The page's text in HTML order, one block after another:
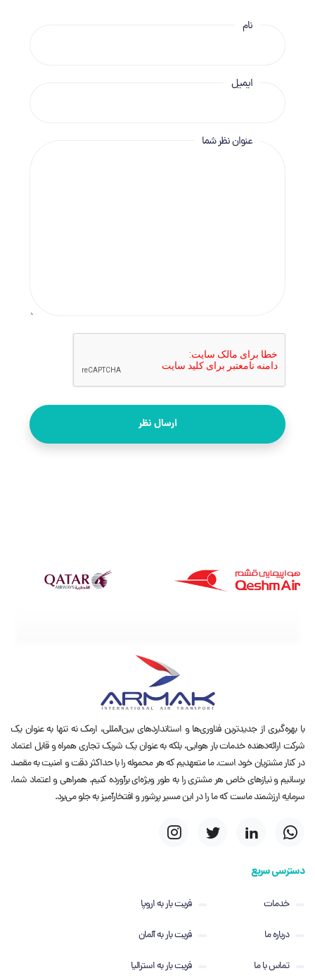
نام
ایمیل
عنوان نظر شما
ارسال نظر
با بهره‌گیری از جدیدترین فناوری‌ها و استانداردهای بین‌المللی، ارمک نه تنها به عنوان یک
شرکت ارائه‌دهنده خدمات بار هوایی، بلکه به عنوان یک شریک تجاری همراه و قابل اعتماد
در کنار مشتریان خود است. ما متعهدیم که هر محموله را با حداکثر دقت و امنیت به مقصد
برسانیم و نیازهای خاص هر مشتری را به طور ویژه‌ای برآورده کنیم. همراهی و اعتماد شما،
سرمایه ارزشمند ماست که ما را در این مسیر پرشور و افتخارآمیز به جلو می‌برد.
دسترسی سریع
خدمات
درباره ما
تماس با ما
فریت بار به اروپا
فریت بار به آلمان
فریت بار به استرالیا